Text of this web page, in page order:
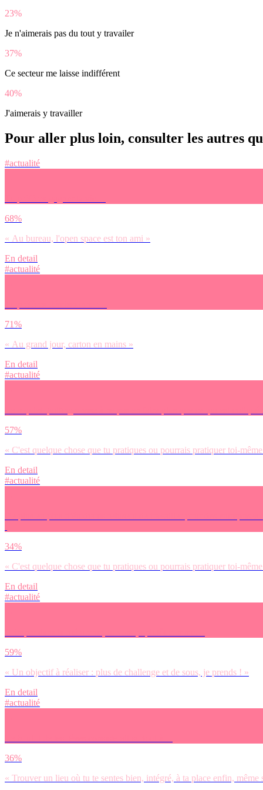
23%
Je n'aimerais pas du tout y travailer
37%
Ce secteur me laisse indifférent
40%
J'aimerais y travailler
Pour aller plus loin, consulter les autres
#actualité
68%
« Au bureau, l'open space est ton ami »
En detail
#actualité
71%
« Au grand jour, carton en mains »
En detail
#actualité
57%
« C'est quelque chose que tu pratiques ou pourrais pratiquer toi-
En detail
#actualité
34%
« C'est quelque chose que tu pratiques ou pourrais pratiquer toi-
En detail
#actualité
59%
« Un objectif à réaliser : plus de challenge et de sous, je prends ! »
En detail
#actualité
36%
« Trouver un lieu où tu te sentes bien, intégré, à ta place enfin,